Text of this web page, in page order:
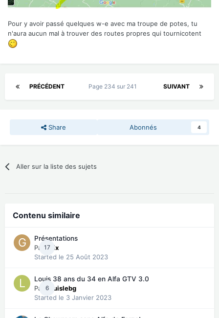
Pour y avoir passé quelques w-e avec ma troupe de potes, tu
n'aura aucun mal à trouver des routes propres qui tournicotent
PRÉCÉDENT SUIVANT
Page 234 sur 241
Share Abonnés 4
Aller sur la liste des sujets
Contenu similaire
17
Présentations
Pargsix
Started le 25 Août 2023
6
Louis 38 ans du 34 en Alfa GTV 3.0
ParLouislebg
Started le 3 Janvier 2023